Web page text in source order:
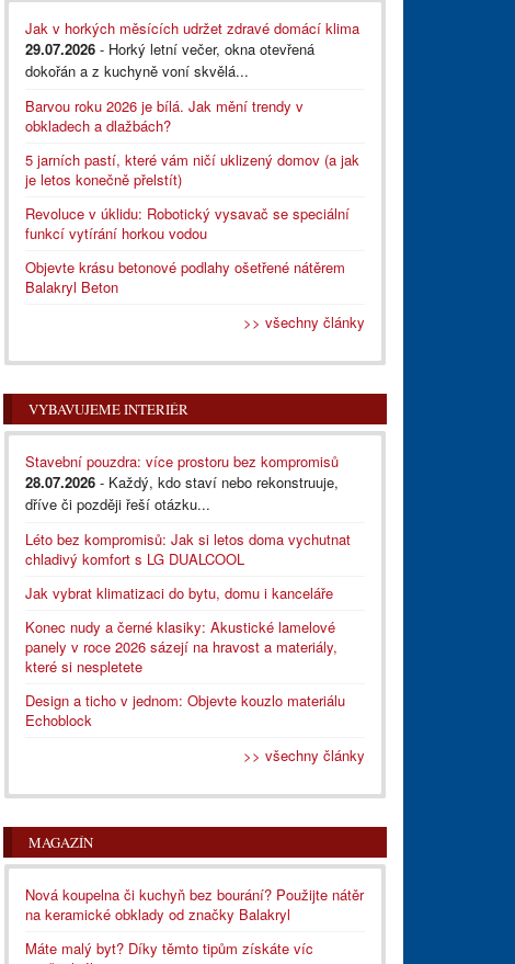
Jak v horkých měsících udržet zdravé domácí klima
29.07.2026 - Horký letní večer, okna otevřená
dokořán a z kuchyně voní skvělá...
Barvou roku 2026 je bílá. Jak mění trendy v
obkladech a dlažbách?
5 jarních pastí, které vám ničí uklizený domov (a jak
je letos konečně přelstít)
Revoluce v úklidu: Robotický vysavač se speciální
funkcí vytírání horkou vodou
Objevte krásu betonové podlahy ošetřené nátěrem
Balakryl Beton
>> všechny články
VYBAVUJEME INTERIÉR
Stavební pouzdra: více prostoru bez kompromisů
28.07.2026 - Každý, kdo staví nebo rekonstruuje,
dříve či později řeší otázku...
Léto bez kompromisů: Jak si letos doma vychutnat
chladivý komfort s LG DUALCOOL
Jak vybrat klimatizaci do bytu, domu i kanceláře
Konec nudy a černé klasiky: Akustické lamelové
panely v roce 2026 sázejí na hravost a materiály,
které si nespletete
Design a ticho v jednom: Objevte kouzlo materiálu
Echoblock
>> všechny články
MAGAZÍN
Nová koupelna či kuchyň bez bourání? Použijte nátěr
na keramické obklady od značky Balakryl
Máte malý byt? Díky těmto tipům získáte víc